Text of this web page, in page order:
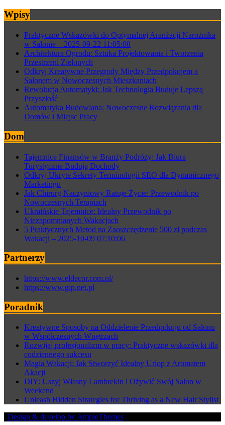
Wpisy
Praktyczne Wskazówki do Optymalnej Aranżacji Narożnika
w Salonie – 2025-09-22 11:05:08
Architektura Ogrodu: Sztuka Projektowania i Tworzenia
Przestrzeni Zielonych
Odkryj Kreatywne Przegrody Między Przedpokojem a
Salonem w Nowoczesnych Mieszkaniach
Rewolucja Automatyki: Jak Technologia Buduje Lepszą
Przyszłość
Automatyka Budowlana: Nowoczesne Rozwiązania dla
Domów i Miejsc Pracy
Dom
Tajemnice Finansów w Branży Podróży: Jak Biura
Turystyczne Budują Dochody
Odkryj Ukryte Sekrety Terminologii SEO dla Dynamicznego
Marketingu
Jak Chirurg Naczyniowy Ratuje Życie: Przewodnik po
Nowoczesnych Terapiach
Ukraińskie Tajemnice: Idealny Przewodnik po
Niezapomnianych Wakacjach
5 Praktycznych Metod na Zaoszczędzenie 500 zł podczas
Wakacji – 2025-10-09 07:10:06
Partnerzy
https://www.eldecor.com.pl/
https://www.gip.net.pl
Poradnik
Kreatywne Sposoby na Oddzielenie Przedpokoju od Salonu
w Współczesnych Wnętrzach
Rozwijaj profesjonalizm w pracy: Praktyczne wskazówki dla
codziennego sukcesu
Magia Wakacji: Jak Stworzyć Idealny Urlop z Aromatem
Akacji
DIY: Uszyj Własny Lambrekin i Ożywić Swój Salon w
Weekend
Unleash Hidden Strategies for Thriving as a New Hair Stylist
Design & develop by AmpleThemes